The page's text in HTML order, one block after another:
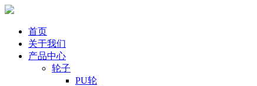
首页
关于我们
产品中心
轮子
PU轮